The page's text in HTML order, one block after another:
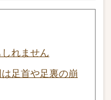
れません
足首や足裏の崩